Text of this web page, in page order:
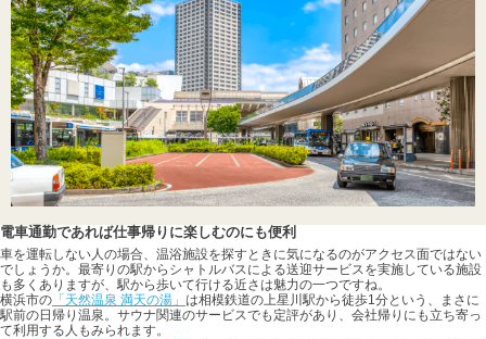
電車通勤であれば仕事帰りに楽しむのにも便利
車を運転しない人の場合、温浴施設を探すときに気になるのがアクセス面ではない
でしょうか。最寄りの駅からシャトルバスによる送迎サービスを実施している施設
も多くありますが、駅から歩いて行ける近さは魅力の一つですね。
横浜市の 「天然温泉 満天の湯」 は相模鉄道の上星川駅から徒歩1分という、まさに
駅前の日帰り温泉。サウナ関連のサービスでも定評があり、会社帰りにも立ち寄っ
て利用する人もみられます。